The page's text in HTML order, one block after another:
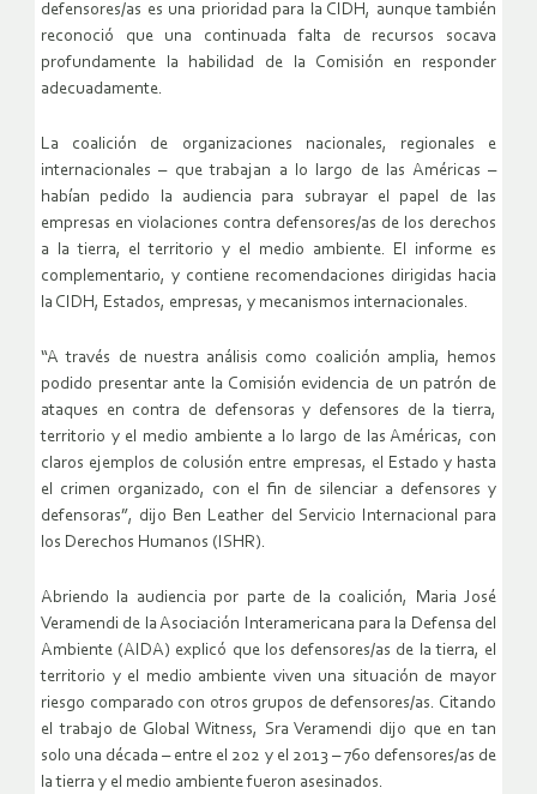
defensores/as es una prioridad para la CIDH, aunque también
reconoció que una continuada falta de recursos socava
profundamente la habilidad de la Comisión en responder
adecuadamente.
La coalición de organizaciones nacionales, regionales e
internacionales – que trabajan a lo largo de las Américas –
habían pedido la audiencia para subrayar el papel de las
empresas en violaciones contra defensores/as de los derechos
a la tierra, el territorio y el medio ambiente. El informe es
complementario, y contiene recomendaciones dirigidas hacia
la CIDH, Estados, empresas, y mecanismos internacionales.
“A través de nuestra análisis como coalición amplia, hemos
podido presentar ante la Comisión evidencia de un patrón de
ataques en contra de defensoras y defensores de la tierra,
territorio y el medio ambiente a lo largo de las Américas, con
claros ejemplos de colusión entre empresas, el Estado y hasta
el crimen organizado, con el fin de silenciar a defensores y
defensoras”, dijo Ben Leather del Servicio Internacional para
los Derechos Humanos (ISHR).
Abriendo la audiencia por parte de la coalición, Maria José
Veramendi de la Asociación Interamericana para la Defensa del
Ambiente (AIDA) explicó que los defensores/as de la tierra, el
territorio y el medio ambiente viven una situación de mayor
riesgo comparado con otros grupos de defensores/as. Citando
el trabajo de Global Witness, Sra Veramendi dijo que en tan
solo una década – entre el 202 y el 2013 – 760 defensores/as de
la tierra y el medio ambiente fueron asesinados.